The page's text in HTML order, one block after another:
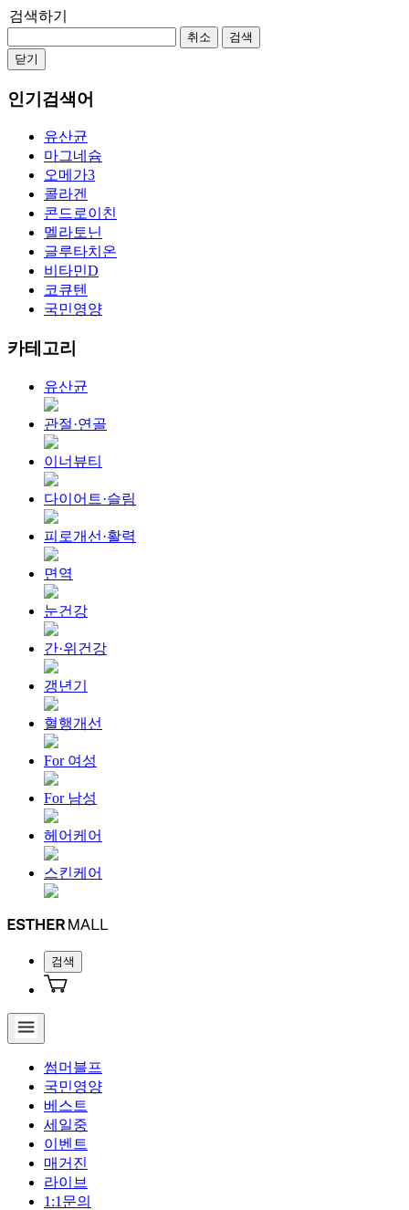
검색하기
취소
검색
닫기
인기검색어
유산균
마그네슘
오메가3
콜라겐
콘드로이친
멜라토닌
글루타치온
비타민D
코큐텐
국민영양
카테고리
유산균
관절·연골
이너뷰티
다이어트·슬림
피로개선·활력
면역
눈건강
간·위건강
갱년기
혈행개선
For 여성
For 남성
헤어케어
스킨케어
검색
썸머블프
국민영양
베스트
세일중
이벤트
매거진
라이브
1:1문의